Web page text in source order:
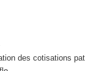
des cotisations